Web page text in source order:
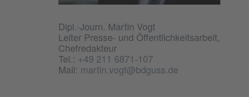
Dipl.-Journ. Martin Vogt
Leiter Presse- und Öffentlichkeitsarbeit,
Chefredakteur
Tel.: +49 211 6871-107
Mail: martin.vogt@bdguss.de